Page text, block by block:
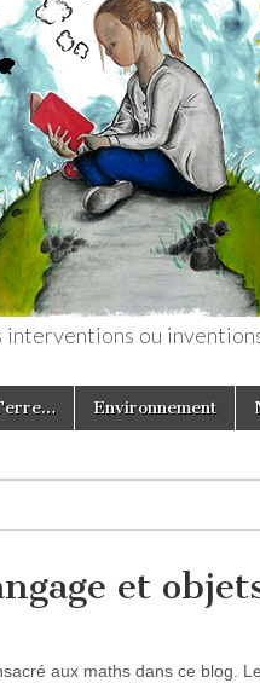
ou
Environnement
et
aux maths dans ce blog.